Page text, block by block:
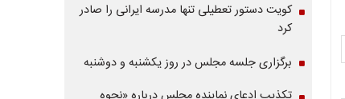
کویت دستور تعطیلی تنها مدرسه ایرانی را صادر
کرد
برگزاری جلسه مجلس در روز یکشنبه و دوشنبه